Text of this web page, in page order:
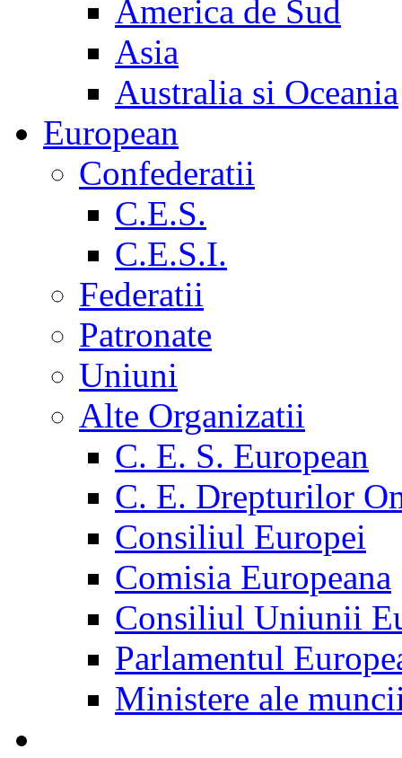
America de Sud
Asia
Australia si Oceania
European
Confederatii
C.E.S.
C.E.S.I.
Federatii
Patronate
Uniuni
Alte Organizatii
C. E. S. European
C. E. Drepturilor
Consiliul Europei
Comisia Europeana
Consiliul Uniunii
Parlamentul
Ministere ale